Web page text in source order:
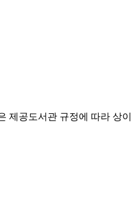
제공도서관 규정에 따라 상이